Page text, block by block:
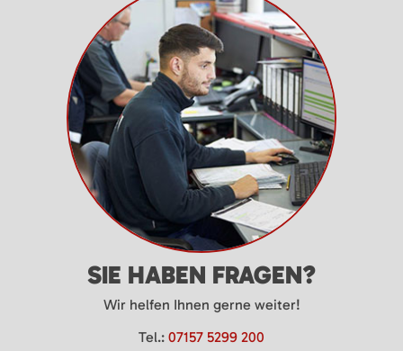
SIE HABEN FRAGEN?
Wir helfen Ihnen gerne weiter!
Tel.: 07157 5299 200